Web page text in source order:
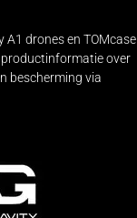
A1 drones en TOMcase
over
bescherming via